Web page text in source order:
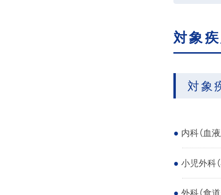
対象
対象
内科（血
小児外科